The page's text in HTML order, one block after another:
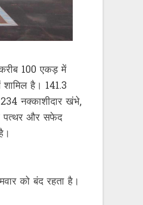
करीब 100 एकड़ में
है। 141.3
नक्काशीदार खंभे,
पत्थर और सफेद
को बंद रहता है।